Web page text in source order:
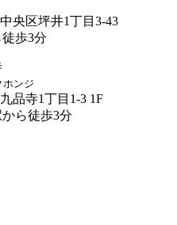
央区坪井1丁目3-43
歩3分
ホンジ
品寺1丁目1-3 1F
ら徒歩3分